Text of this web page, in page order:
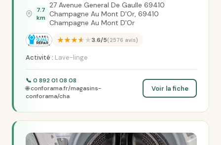
7.7
km
27 Avenue General De Gaulle 69410
Champagne Au Mont D'Or, 69410
Champagne Au Mont D'Or
★★★★★3.6/5(2576 avis)
Activité : Lave-linge
📞 0 892 01 08 08
🌐 conforama.fr/magasins-
conforama/cha
Voir la fiche